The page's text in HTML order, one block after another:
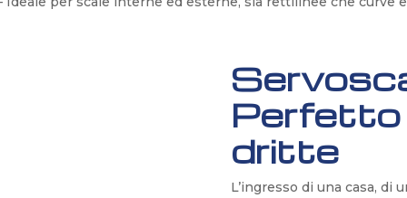
Perfetto
dritte
L’ingresso di una casa, di